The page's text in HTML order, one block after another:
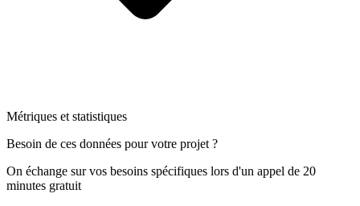
Métriques et statistiques
Besoin de ces données pour votre projet ?
On échange sur vos besoins spécifiques lors d'un appel de 20
minutes gratuit